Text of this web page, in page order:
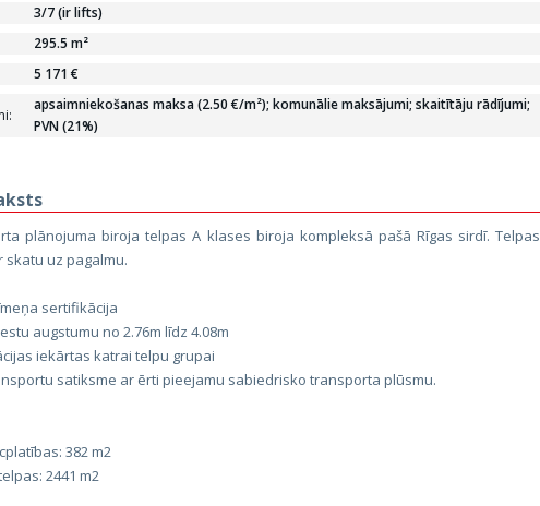
3/7 (ir lifts)
295.5 m²
5 171 €
apsaimniekošanas maksa (2.50 €/m²); komunālie maksājumi; skaitītāju rādījumi;
PVN (21%)
plānojuma biroja telpas A klases biroja kompleksā pašā Rīgas sirdī. Telpas
skatu uz pagalmu.
sertifikācija
augstumu no 2.76m līdz 4.08m
iekārtas katrai telpu grupai
satiksme ar ērti pieejamu sabiedrisko transporta plūsmu.
382 m2
2441 m2